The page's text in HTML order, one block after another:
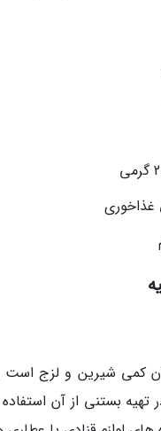
شیرین و لزج است و
تهیه بستنی از آن